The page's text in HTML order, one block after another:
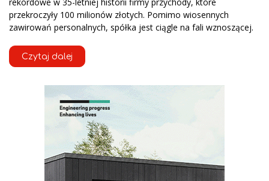
przekroczyły 100 milionów złotych. Pomimo wiosennych
zawirowań personalnych, spółka jest ciągle na fali wznoszącej.
Czytaj dalej